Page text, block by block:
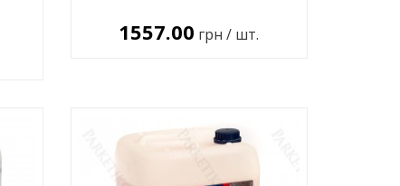
1557.00 грн / шт.